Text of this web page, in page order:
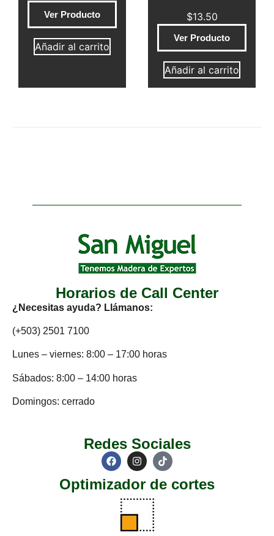
Ver Producto
Añadir al carrito
$13.50
Ver Producto
Añadir al carrito
Horarios de Call Center
¿Necesitas ayuda? Llámanos:
(+503) 2501 7100
Lunes – viernes: 8:00 – 17:00 horas
Sábados: 8:00 – 14:00 horas
Domingos: cerrado
Redes Sociales
Optimizador de cortes